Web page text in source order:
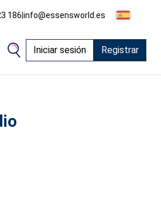
186|info@essensworld.es
Iniciar sesión Registrar